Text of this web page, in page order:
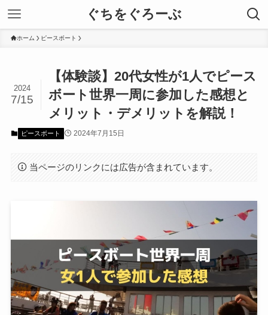
ぐちをぐろーぶ
ホーム ピースボート
【体験談】20代女性が1人でピース
ボート世界一周に参加した感想と
メリット・デメリットを解説！
2024
7/15
ピースボート 2024年7月15日
当ページのリンクには広告が含まれています。